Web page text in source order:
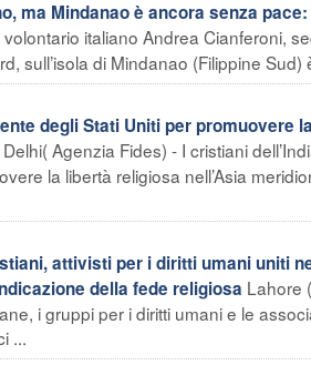
ma Mindanao è ancora senza
italiano Andrea Cianferoni,
sull’isola di Mindanao (Filippine
degli Stati Uniti per promuovere
Agenzia Fides) - I cristiani
la libertà religiosa nell’Asia
attivisti per i diritti umani uniti
della fede religiosa Lahore
i gruppi per i diritti umani e le
...